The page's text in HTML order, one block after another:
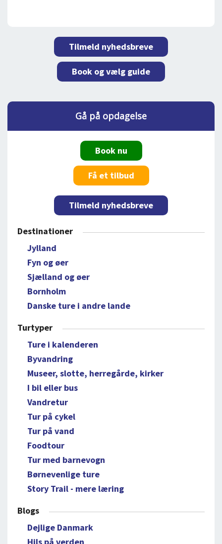
Tilmeld nyhedsbreve
Book og vælg guide
Gå på opdagelse
Book nu
Få et tilbud
Tilmeld nyhedsbreve
Destinationer
Jylland
Fyn og øer
Sjælland og øer
Bornholm
Danske ture i andre lande
Turtyper
Ture i kalenderen
Byvandring
Museer, slotte, herregårde, kirker
I bil eller bus
Vandretur
Tur på cykel
Tur på vand
Foodtour
Tur med barnevogn
Børnevenlige ture
Story Trail - mere læring
Blogs
Dejlige Danmark
Hils på verden